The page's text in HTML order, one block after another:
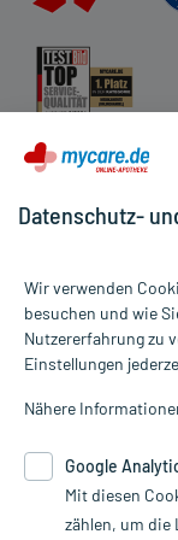
Alle Preise gelten
Informationen auf
die Untersuchung
Therapien
Google Analytics.
unserer
Datenschutz-
Wir verwenden
besuchen und wie
Nutzererfahrung zu
Einstellungen
Nähere
Google
Mit diesen
zählen, um die